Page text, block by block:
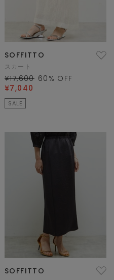
SOFFITTO
スカート
¥17,600 60 % OFF
¥7,040
SALE
SOFFITTO